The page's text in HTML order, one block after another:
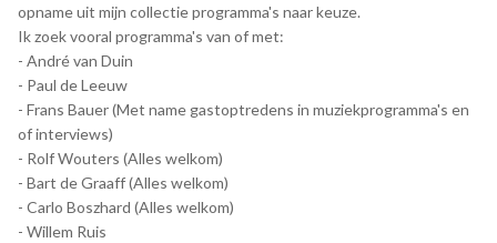
opname uit mijn collectie programma's naar keuze.
Ik zoek vooral programma's van of met:
- André van Duin
- Paul de Leeuw
- Frans Bauer (Met name gastoptredens in muziekprogramma's en
of interviews)
- Rolf Wouters (Alles welkom)
- Bart de Graaff (Alles welkom)
- Carlo Boszhard (Alles welkom)
- Willem Ruis